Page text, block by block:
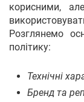
корисними,
Розглянемо
політику:
Технічні
Бренд та